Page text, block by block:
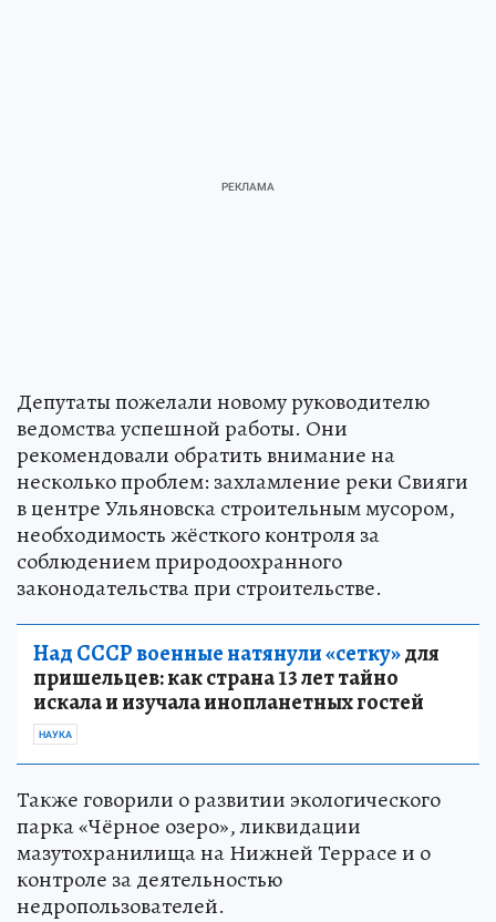
Депутаты пожелали новому руководителю
ведомства успешной работы. Они
рекомендовали обратить внимание на
несколько проблем: захламление реки Свияги
в центре Ульяновска строительным мусором,
необходимость жёсткого контроля за
соблюдением природоохранного
законодательства при строительстве.
Над СССР военные натянули «сетку»для
пришельцев: как страна 13 лет тайно
искала и изучала инопланетных гостей
НАУКА
Также говорили о развитии экологического
парка «Чёрное озеро», ликвидации
мазутохранилища на Нижней Террасе и о
контроле за деятельностью
недропользователей.